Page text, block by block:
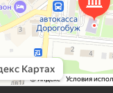
в Дорогобуже